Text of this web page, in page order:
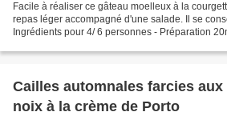
Facile à réaliser ce gâteau moelleux à la
repas léger accompagné d'une salade. Il se
Ingrédients pour 4/ 6 personnes - Préparation
Cailles automnales farcies
noix à la crème de Porto